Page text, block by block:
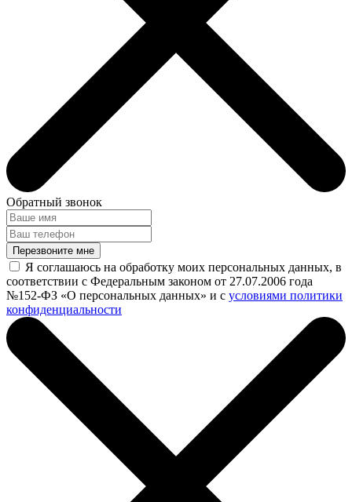
Обратный звонок
Перезвоните мне
Я соглашаюсь на обработку моих персональных данных, в
соответствии с Федеральным законом от 27.07.2006 года
№152-ФЗ «О персональных данных» и с условиями политики
конфиденциальности